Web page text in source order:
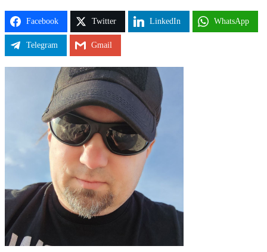
Facebook Twitter LinkedIn WhatsApp
Telegram Gmail